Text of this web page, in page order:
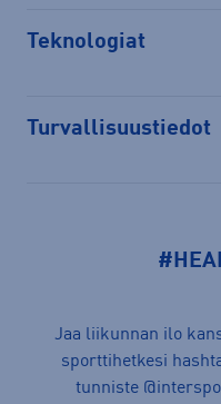
Teknologiat
Turvallisuustiedot
Jaa liikunnan ilo
sporttihetkesi
tunniste